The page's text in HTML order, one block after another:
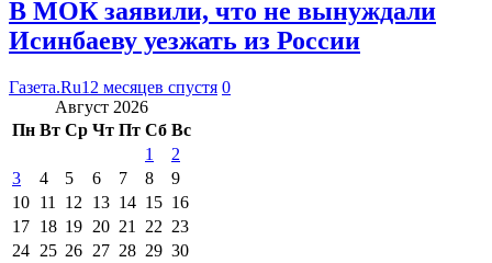
В МОК заявили, что не вынуждали
Исинбаеву уезжать из России
Газета.Ru12 месяцев спустя 0
Август 2026
Пн Вт Ср Чт Пт Сб Вс
1
2
3
4 5 6 7 8
9
10 11 12 13 14 15 16
17 18 19 20 21 22 23
24 25 26 27 28 29 30